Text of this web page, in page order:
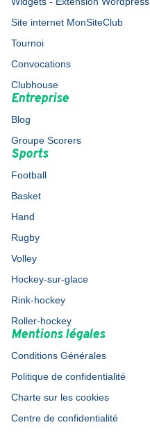
Site internet MonSiteClub
Tournoi
Convocations
Clubhouse
Entreprise
Blog
Groupe Scorers
Sports
Football
Basket
Hand
Rugby
Volley
Hockey-sur-glace
Rink-hockey
Roller-hockey
Mentions légales
Conditions Générales
Politique de confidentialité
Charte sur les cookies
Centre de confidentialité